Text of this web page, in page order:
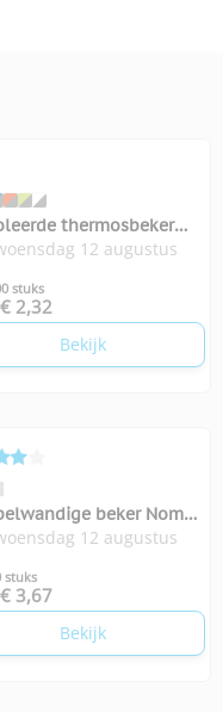
thermosbeker
410 ml 12 augustus
stuks
€ 2,32
Bekijk
beker Nomu
12 augustus
stuks
€ 3,67
Bekijk